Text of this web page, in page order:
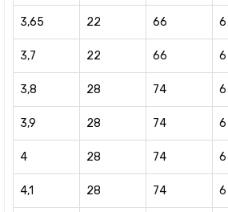
3,65 22 66 6
3,7 22 66 6
3,8 28 74 6
3,9 28 74 6
4 28 74 6
4,1 28 74 6